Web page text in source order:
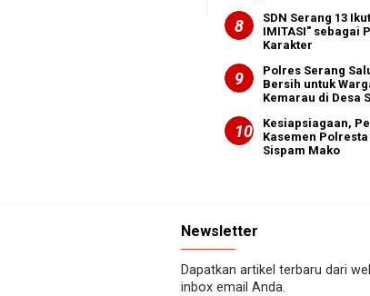
SDN Serang 13
IMITASI" sebagai
Karakter
Polres Serang
Bersih untuk
Kemarau di Desa
Kesiapsiagaan,
Kasemen
Sispam Mako
Newsletter
Dapatkan artikel terbaru dari
inbox email Anda.